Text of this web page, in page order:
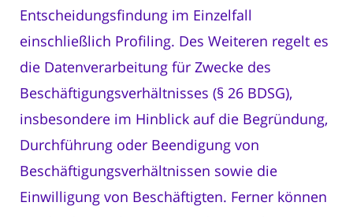
Entscheidungsfindung im Einzelfall
einschließlich Profiling. Des Weiteren regelt es
die Datenverarbeitung für Zwecke des
Beschäftigungsverhältnisses (§ 26 BDSG),
insbesondere im Hinblick auf die Begründung,
Durchführung oder Beendigung von
Beschäftigungsverhältnissen sowie die
Einwilligung von Beschäftigten. Ferner können